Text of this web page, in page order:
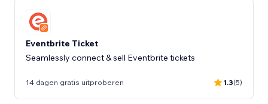
Eventbrite Ticket
Seamlessly connect & sell Eventbrite tickets
14 dagen gratis uitproberen 1.3(5)